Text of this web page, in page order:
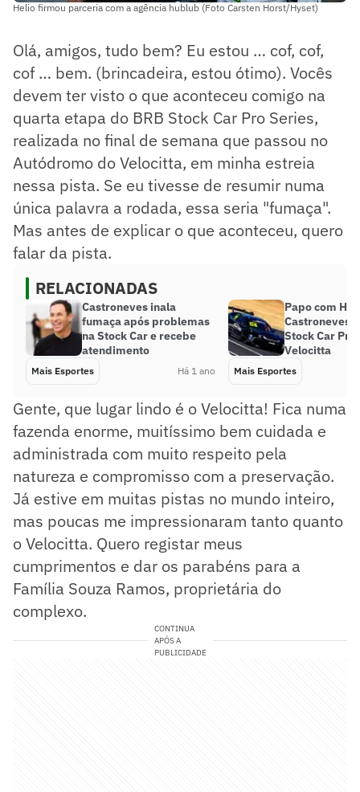
Helio firmou parceria com a agência hublub (Foto Carsten Horst/Hyset)
Olá, amigos, tudo bem? Eu estou … cof, cof,
cof … bem. (brincadeira, estou ótimo). Vocês
devem ter visto o que aconteceu comigo na
quarta etapa do BRB Stock Car Pro Series,
realizada no final de semana que passou no
Autódromo do Velocitta, em minha estreia
nessa pista. Se eu tivesse de resumir numa
única palavra a rodada, essa seria "fumaça".
Mas antes de explicar o que aconteceu, quero
falar da pista.
RELACIONADAS
Castroneves inala
fumaça após problemas
na Stock Car e recebe
atendimento
Mais Esportes Há 1 ano
Papo com
Castroneves:
Stock Car
Velocitta
Mais Esportes
Gente, que lugar lindo é o Velocitta! Fica numa
fazenda enorme, muitíssimo bem cuidada e
administrada com muito respeito pela
natureza e compromisso com a preservação.
Já estive em muitas pistas no mundo inteiro,
mas poucas me impressionaram tanto quanto
o Velocitta. Quero registar meus
cumprimentos e dar os parabéns para a
Família Souza Ramos, proprietária do
complexo.
CONTINUA
APÓS A
PUBLICIDADE